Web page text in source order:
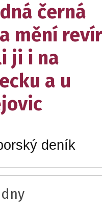
černá
mění
ji i na
a u
deník